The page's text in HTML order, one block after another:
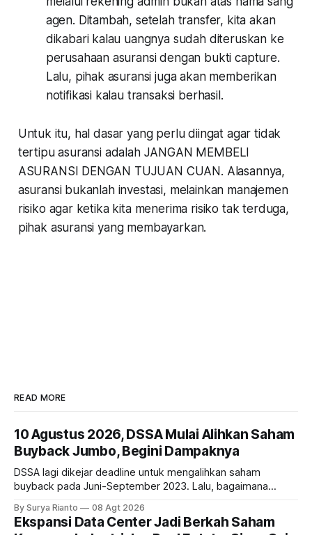
agen. Ditambah, setelah transfer, kita akan
dikabari kalau uangnya sudah diteruskan ke
perusahaan asuransi dengan bukticapture.
Lalu, pihak asuransi juga akan memberikan
notifikasi kalau transaksi berhasil.
Untuk itu, hal dasar yang perlu diingat agar tidak
tertipu asuransi adalah JANGAN MEMBELI
ASURANSI DENGAN TUJUAN CUAN. Alasannya,
asuransi bukanlah investasi, melainkan manajemen
risiko agar ketika kita menerima risiko tak terduga,
pihak asuransi yang membayarkan.
READ MORE
10 Agustus 2026, DSSA Mulai Alihkan Saham
Buyback Jumbo, Begini Dampaknya
DSSA lagi dikejar deadline untuk mengalihkan saham
buyback pada Juni-September 2023. Lalu, bagaimana
By Surya Rianto 08 Agt 2026
Ekspansi Data Center Jadi Berkah Saham